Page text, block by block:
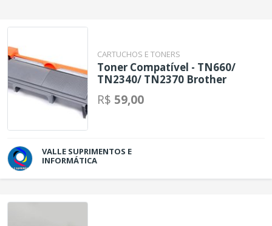
CARTUCHOS E TONERS
Toner Compatível - TN660/
TN2340/ TN2370 Brother
R$ 59,00
VALLE SUPRIMENTOS E
INFORMÁTICA